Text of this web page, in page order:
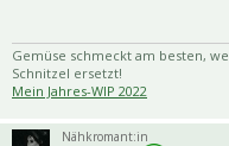
Gemüse schmeckt am besten,
Schnitzel ersetzt!
Mein Jahres-WIP 2022
Nähkromant:in